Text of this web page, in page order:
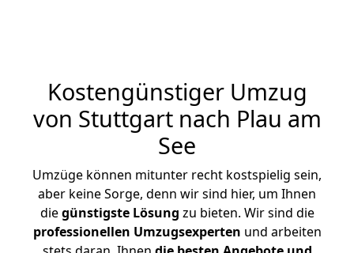
Kostengünstiger Umzug
von Stuttgart nach Plau am
See
Umzüge können mitunter recht kostspielig sein,
aber keine Sorge, denn wir sind hier, um Ihnen
diegünstigste Lösung zu bieten. Wir sind die
professionellen Umzugsexperten und arbeiten